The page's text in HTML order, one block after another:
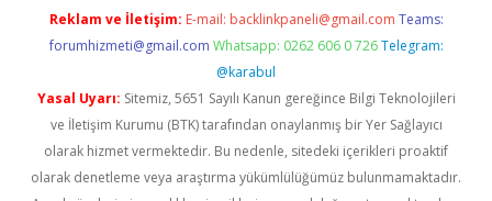
Reklam ve İletişim: E-mail: backlinkpaneli@gmail.com Teams:
forumhizmeti@gmail.com Whatsapp: 0262 606 0 726 Telegram:
@karabul
Yasal Uyarı: Sitemiz, 5651 Sayılı Kanun gereğince Bilgi Teknolojileri
ve İletişim Kurumu (BTK) tarafından onaylanmış bir Yer Sağlayıcı
olarak hizmet vermektedir. Bu nedenle, sitedeki içerikleri proaktif
olarak denetleme veya araştırma yükümlülüğümüz bulunmamaktadır.